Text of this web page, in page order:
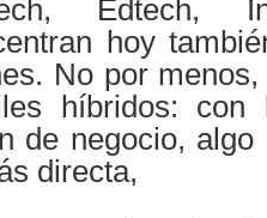
Edtech,
hoy
No por
híbridos: con
de negocio,
directa,